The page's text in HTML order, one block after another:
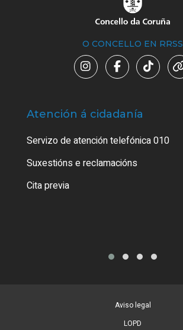
O CONCELLO EN RRSS
Atención á cidadanía
Servizo de atención telefónica 010
Suxestións e reclamacións
Cita previa
Aviso legal
LOPD